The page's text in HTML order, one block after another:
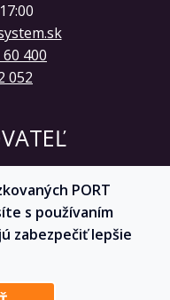
400
052
s.r.o. PORT
s používaním
zabezpečiť lepšie